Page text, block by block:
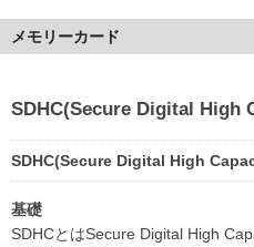
メモリーカード
SDHC(Secure Digital High
SDHC(Secure Digital High
基礎
SDHCとはSecure Digital High